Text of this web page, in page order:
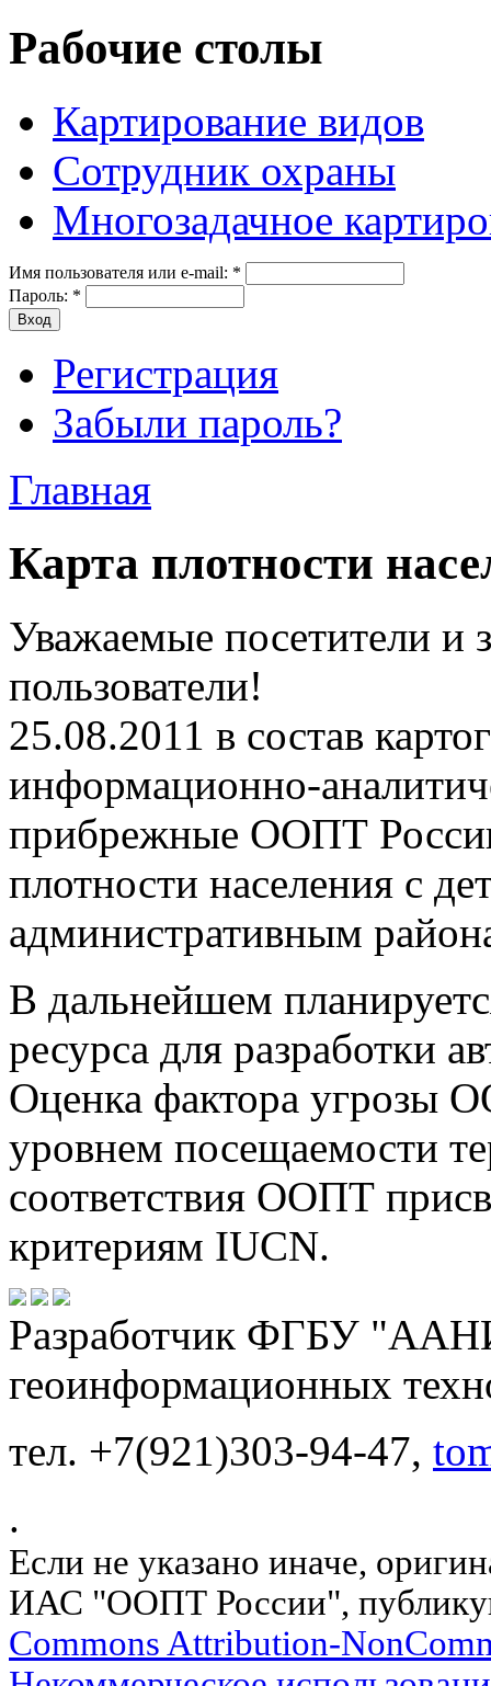
Рабочие столы
Картирование видов
Сотрудник охраны
Многозадачное
Имя пользователя или e-mail: *
Пароль: *
Регистрация
Забыли пароль?
Главная
Карта плотности
Уважаемые посетители и
пользователи!
25.08.2011 в состав
информационно-
прибрежные ООПТ
плотности населения с
административным
В дальнейшем
ресурса для разработки
Оценка фактора угрозы
уровнем посещаемости
соответствия ООПТ
критериям IUCN.
Разработчик ФГБУ
геоинформационных
тел. +7(921)303-94-47,
.
Если не указано иначе,
ИАС "ООПТ России",
Commons Attribution-